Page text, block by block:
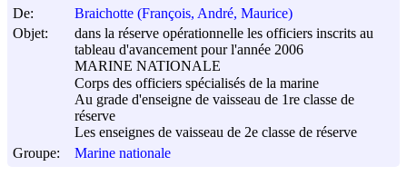
De:
Braichotte (François, André, Maurice)
Objet:
dans la réserve opérationnelle les officiers inscrits au
tableau d'avancement pour l'année 2006
MARINE NATIONALE
Corps des officiers spécialisés de la marine
Au grade d'enseigne de vaisseau de 1re classe de
réserve
Les enseignes de vaisseau de 2e classe de réserve
Groupe:
Marine nationale